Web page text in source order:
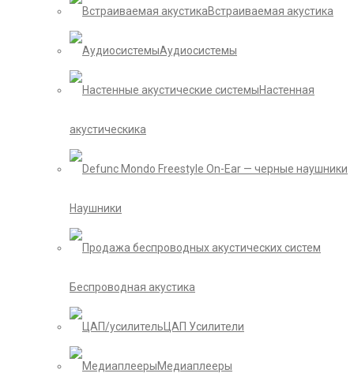
Встраиваемая акустика
Аудиосистемы
Настенная
акустическика
Наушники
Беспроводная акустика
ЦАП Усилители
Медиаплееры